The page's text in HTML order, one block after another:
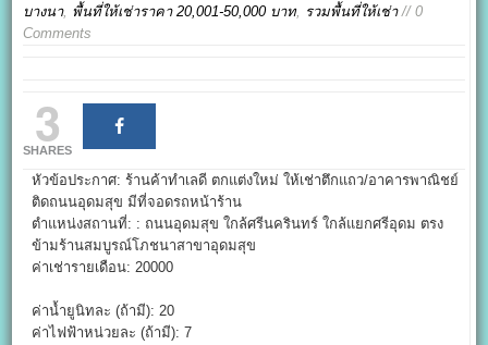
บางนา, พื้นที่ให้เช่าราคา 20,001-50,000 บาท, รวมพื้นที่ให้เช่า// 0
Comments
3
SHARES
หัวข้อประกาศ: ร้านค้าทำเลดี ตกแต่งใหม่ ให้เช่าตึกแถว/อาคารพาณิชย์
ติดถนนอุดมสุข มีที่จอดรถหน้าร้าน
ตำแหน่งสถานที่: : ถนนอุดมสุข ใกล้ศรีนครินทร์ ใกล้แยกศรีอุดม ตรง
ข้ามร้านสมบูรณ์โภชนาสาขาอุดมสุข
ค่าเช่ารายเดือน: 20000
ค่าน้ำยูนิทละ (ถ้ามี): 20
ค่าไฟฟ้าหน่วยละ (ถ้ามี): 7